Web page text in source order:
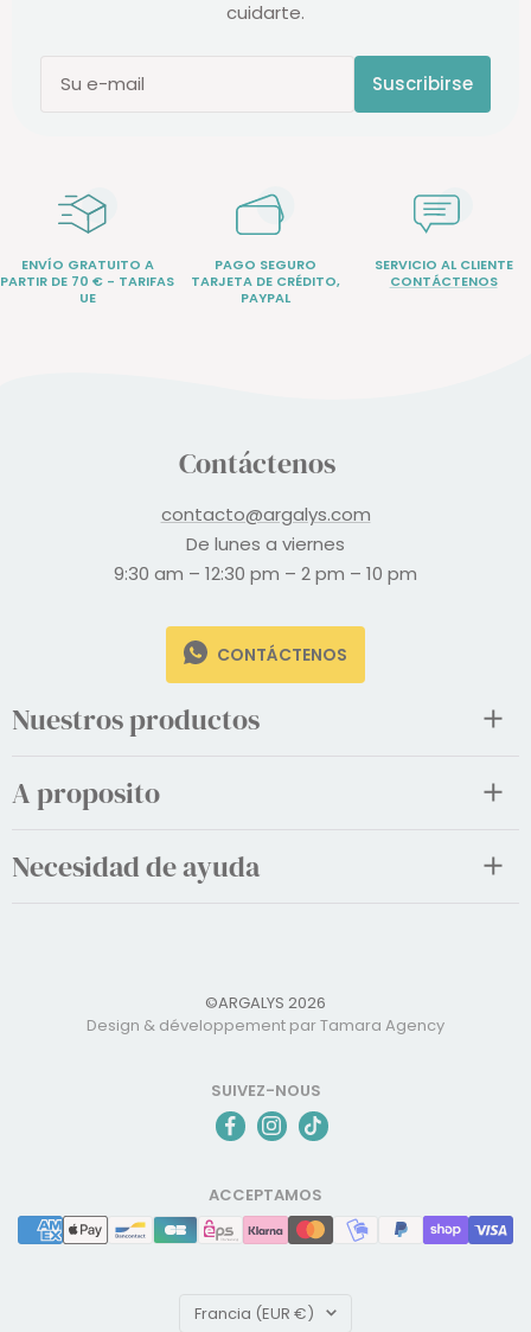
cuidarte.
Su e-mail Suscribirse
ENVÍO GRATUITO A
PARTIR DE 70 € - TARIFAS
UE
PAGO SEGURO
TARJETA DE CRÉDITO,
PAYPAL
SERVICIO AL CLIENTE
CONTÁCTENOS
Contáctenos
contacto@argalys.com
De lunes a viernes
9:30 am – 12:30 pm – 2 pm – 10 pm
CONTÁCTENOS
Nuestros productos
A proposito
Necesidad de ayuda
©ARGALYS 2026
Design & développement par Tamara Agency
SUIVEZ-NOUS
ACCEPTAMOS
País/región
Francia (EUR €)